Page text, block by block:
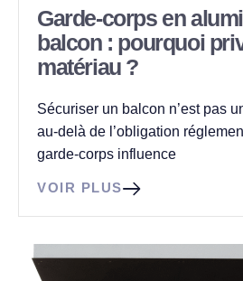
Garde-corps en
balcon : pourquoi
matériau ?
Sécuriser un balcon n’est pas
au-delà de l’obligation
garde-corps influence
VOIR PLUS